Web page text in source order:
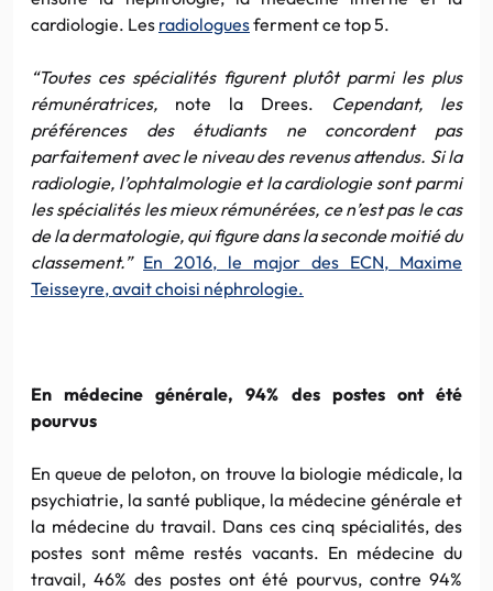
cardiologie. Les radiologuesferment ce top 5.
“Toutes ces spécialités figurent plutôt parmi les plus
rémunératrices, note la Drees. Cependant, les
préférences des étudiants ne concordent pas
parfaitement avec le niveau des revenus attendus. Si la
radiologie, l’ophtalmologie et la cardiologie sont parmi
les spécialités les mieux rémunérées, ce n’est pas le cas
de la dermatologie, qui figure dans la seconde moitié du
classement.” En 2016, le major des ECN, Maxime
Teisseyre, avait choisi néphrologie.
En médecine générale, 94% des postes ont été
pourvus
En queue de peloton, on trouve la biologie médicale, la
psychiatrie, la santé publique, la médecine générale et
la médecine du travail. Dans ces cinq spécialités, des
postes sont même restés vacants. En médecine du
travail, 46% des postes ont été pourvus, contre 94%